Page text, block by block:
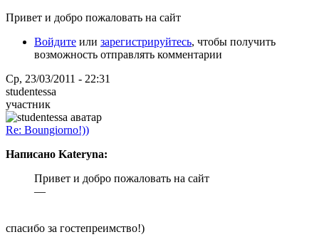
Привет и добро пожаловать на сайт
Войдите или зарегистрируйтесь, чтобы получить
возможность отправлять комментарии
Ср, 23/03/2011 - 22:31
studentessa
участник
Re: Boungiorno!))
Написано Kateryna:
Привет и добро пожаловать на сайт
—
спасибо за гостепреимство!)